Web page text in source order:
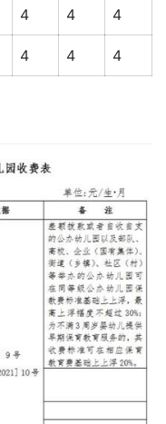
4 4 4
4 4 4